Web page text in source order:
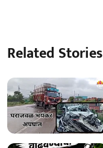
Related Stories